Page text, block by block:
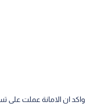
واكد ان الامانة عملت على